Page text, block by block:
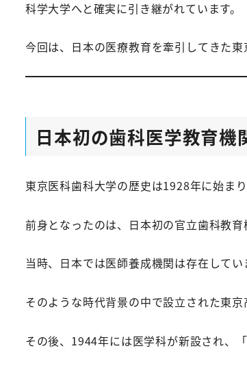
科学大学へと確実に引き継がれています。
今回は、日本の医療教育を牽引してきた
日本初の歯科医学教育機
東京医科歯科大学の歴史は1928年に始まり
前身となったのは、日本初の官立歯科教
当時、日本では医師養成機関は存在して
そのような時代背景の中で設立された東
その後、1944年には医学科が新設され、